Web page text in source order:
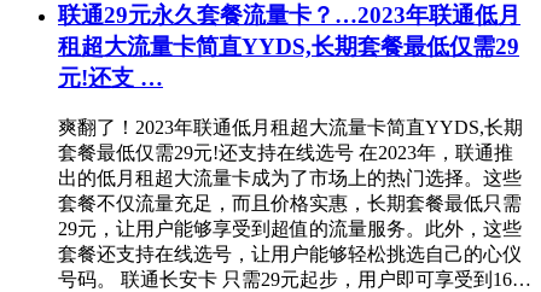
联通29元永久套餐流量卡？…2023年联通低月
租超大流量卡简直YYDS,长期套餐最低仅需29
元!还支 …
爽翻了！2023年联通低月租超大流量卡简直YYDS,长期
套餐最低仅需29元!还支持在线选号 在2023年，联通推
出的低月租超大流量卡成为了市场上的热门选择。这些
套餐不仅流量充足，而且价格实惠，长期套餐最低只需
29元，让用户能够享受到超值的流量服务。此外，这些
套餐还支持在线选号，让用户能够轻松挑选自己的心仪
号码。 联通长安卡 只需29元起步，用户即可享受到16…